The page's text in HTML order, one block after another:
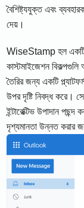
বৈশিষ্ট্যযুক্ত এবং
দেয়।
WiseStamp হল একটি
কাস্টমাইজেশন
তৈরির জন্য একটি
উপর দৃষ্টি নিবদ্ধ করে।
ইন্টারেক্টিভ উপাদান পছন্দ
দৃশ্যমানতা উন্নত করার